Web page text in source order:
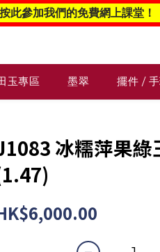
玉專區 墨翠 擺件 /
冰糯萍果
按此參加我們的免費網上課堂！